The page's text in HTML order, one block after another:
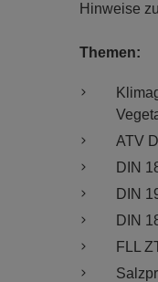
Hinweise
Themen:
ATV
DIN
DIN
DIN
FLL